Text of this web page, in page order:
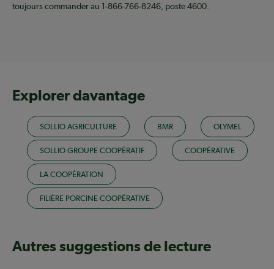
toujours commander au 1-866-766-8246, poste 4600.
Explorer davantage
SOLLIO AGRICULTURE BMR OLYMEL
SOLLIO GROUPE COOPÉRATIF COOPÉRATIVE
LA COOPÉRATION
FILIÈRE PORCINE COOPÉRATIVE
Autres suggestions de lecture